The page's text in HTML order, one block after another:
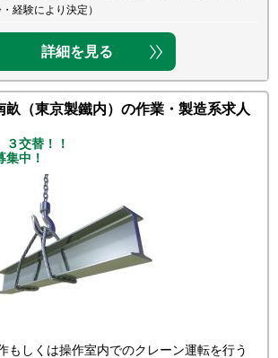
経験により決定）
詳細を見る
畝（東京製鐵内）の作業・製造系求人
交替！！
集中！
もしくは操作室内でのクレーン運転を行う